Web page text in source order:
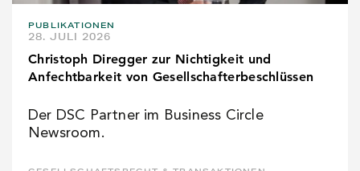
PUBLIKATIONEN
28. JULI 2026
Christoph Diregger zur Nichtigkeit und
Anfechtbarkeit von Gesellschafterbeschlüssen
Der DSC Partner im Business Circle
Newsroom.